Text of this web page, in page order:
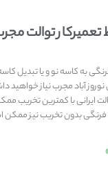
توالت
به کاسه نو و یا تبدیل کاسه
نوروز آباد مجرب نیاز
ایرانی با کمترین تخریب
فرنگی بدون تخریب نیز